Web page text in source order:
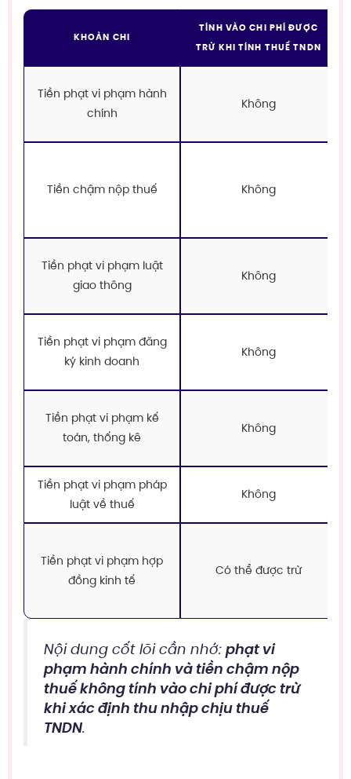
KHOẢN CHI
TÍNH VÀO CHI PHÍ ĐƯỢC
TRỪ KHI TÍNH THUẾ TNDN
Tiền phạt vi phạm hành
chính
Không
Tiền chậm nộp thuế Không
Tiền phạt vi phạm luật
giao thông
Không
Tiền phạt vi phạm đăng
ký kinh doanh
Không
Tiền phạt vi phạm kế
toán, thống kê
Không
Tiền phạt vi phạm pháp
luật về thuế
Không
Tiền phạt vi phạm hợp
đồng kinh tế
Có thể được trừ
Nội dung cốt lõi cần nhớ: phạt vi
phạm hành chính và tiền chậm nộp
thuế không tính vào chi phí được trừ
khi xác định thu nhập chịu thuế
TNDN.